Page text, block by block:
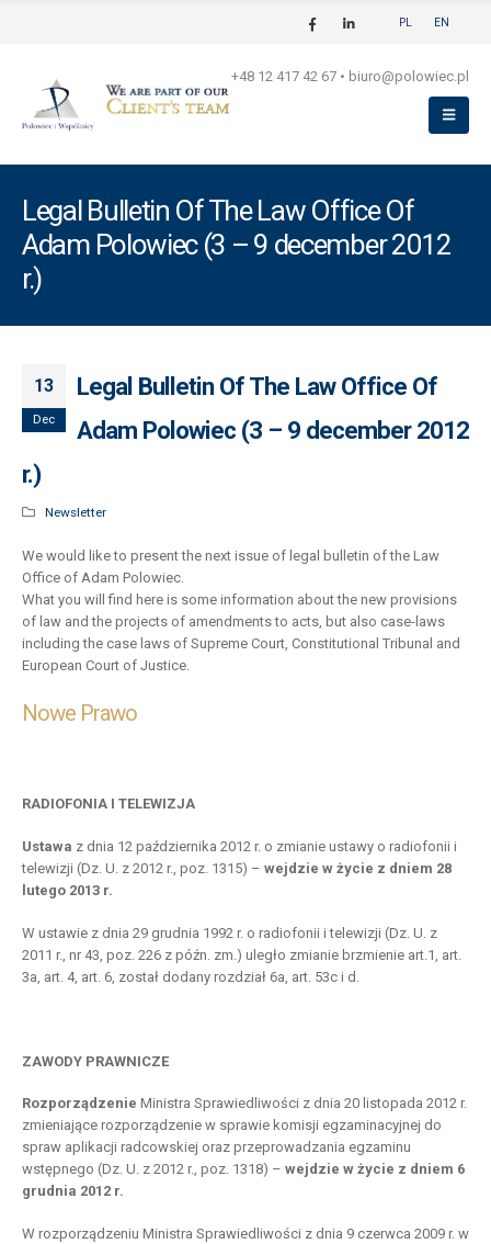
PL EN
+48 12 417 42 67 • biuro@polowiec.pl
Legal Bulletin Of The Law Office Of
Adam Polowiec (3 – 9 december 2012
r.)
13
Dec
Legal Bulletin Of The Law Office Of
Adam Polowiec (3 – 9 december 2012
r.)
Newsletter
We would like to present the next issue of legal bulletin of the Law
Office of Adam Polowiec.
What you will find here is some information about the new provisions
of law and the projects of amendments to acts, but also case-laws
including the case laws of Supreme Court, Constitutional Tribunal and
European Court of Justice.
Nowe Prawo
RADIOFONIA I TELEWIZJA
Ustawa z dnia 12 października 2012 r. o zmianie ustawy o radiofonii i
telewizji (Dz. U. z 2012 r., poz. 1315) – wejdzie w życie z dniem 28
lutego 2013 r.
W ustawie z dnia 29 grudnia 1992 r. o radiofonii i telewizji (Dz. U. z
2011 r., nr 43, poz. 226 z późn. zm.) uległo zmianie brzmienie art.1, art.
3a, art. 4, art. 6, został dodany rozdział 6a, art. 53c i d.
ZAWODY PRAWNICZE
Rozporządzenie Ministra Sprawiedliwości z dnia 20 listopada 2012 r.
zmieniające rozporządzenie w sprawie komisji egzaminacyjnej do
spraw aplikacji radcowskiej oraz przeprowadzania egzaminu
wstępnego (Dz. U. z 2012 r., poz. 1318) – wejdzie w życie z dniem 6
grudnia 2012 r.
W rozporządzeniu Ministra Sprawiedliwości z dnia 9 czerwca 2009 r. w